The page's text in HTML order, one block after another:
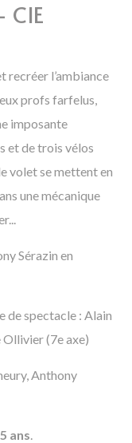
CIE
recréer l’ambiance
profs farfelus,
imposante
et de trois vélos
volet se mettent en
une mécanique
Sérazin en
de spectacle : Alain
(7e axe)
Anthony
ans